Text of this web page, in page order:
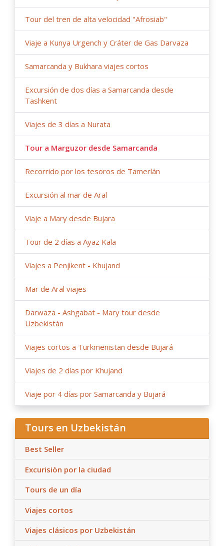
Tour del tren de alta velocidad "Afrosiab"
Viaje a Kunya Urgench y Cráter de Gas Darvaza
Samarcanda y Bukhara viajes cortos
Excursión de dos días a Samarcanda desde
Tashkent
Viajes de 3 días a Nurata
Tour a Marguzor desde Samarcanda
Recorrido por los tesoros de Tamerlán
Excursión al mar de Aral
Viaje a Mary desde Bujara
Tour de 2 días a Ayaz Kala
Viajes a Penjikent - Khujand
Mar de Aral viajes
Darwaza - Ashgabat - Mary tour desde
Uzbekistán
Viajes cortos a Turkmenistan desde Bujará
Viajes de 2 días por Khujand
Viaje por 4 días por Samarcanda y Bujará
Tours en Uzbekistán
Best Seller
Excurisiòn por la ciudad
Tours de un día
Viajes cortos
Viajes clásicos por Uzbekistán